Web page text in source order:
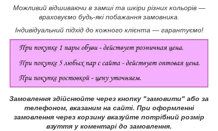
Можливий відшиваючи в замші та шкіри різних кольорів ―
враховуємо будь-які побажання замовника.
Індивідуальний підхід до кожного клієнта ― гарантуємо!
Замовлення здійснюйте через кнопку "замовити" або за
телефоном, вказаним на сайті. При оформленні
замовлення через корзину вказуйте потрібний розмір
взуття у коментарі до замовлення.